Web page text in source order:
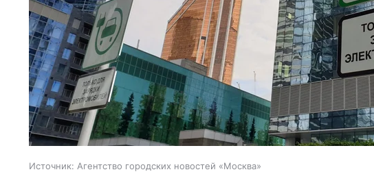
Источник: Агентство городских новостей «Москва»